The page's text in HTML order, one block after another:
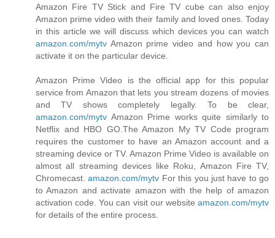
Amazon Fire TV Stick and Fire TV cube can also enjoy
Amazon prime video with their family and loved ones. Today
in this article we will discuss which devices you can watch
amazon.com/mytv Amazon prime video and how you can
activate it on the particular device.
Amazon Prime Video is the official app for this popular
service from Amazon that lets you stream dozens of movies
and TV shows completely legally. To be clear,
amazon.com/mytv Amazon Prime works quite similarly to
Netflix and HBO GO.The Amazon My TV Code program
requires the customer to have an Amazon account and a
streaming device or TV. Amazon Prime Video is available on
almost all streaming devices like Roku, Amazon Fire TV,
Chromecast.amazon.com/mytv For this you just have to go
to Amazon and activate amazon with the help of amazon
activation code. You can visit our website amazon.com/mytv
for details of the entire process.